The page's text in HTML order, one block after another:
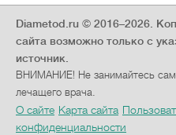
Diametod.ru © 2016–2026.
сайта возможно только с
источник.
ВНИМАНИЕ! Не занимайтесь
лечащего врача.
О сайте Карта сайта
конфиденциальности